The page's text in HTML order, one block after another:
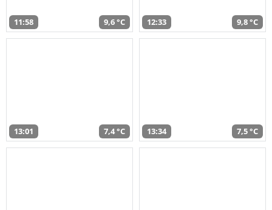
11:58 9,6 °C 12:33 9,8 °C
13:01 7,4 °C 13:34 7,5 °C